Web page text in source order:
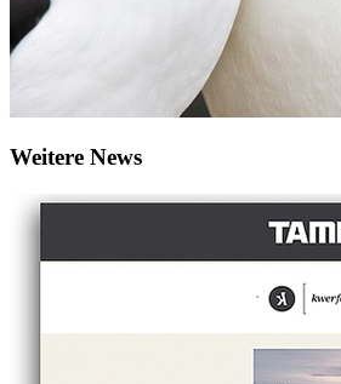
Weitere News